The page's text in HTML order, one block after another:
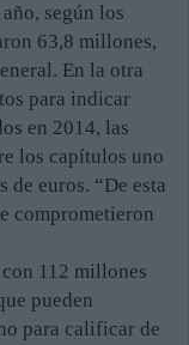
según los
63,8 millones,
En la otra
para indicar
en 2014, las
los capítulos uno
euros. “De esta
comprometieron
112 millones
pueden
para calificar de